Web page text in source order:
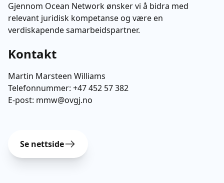
Gjennom Ocean Network ønsker vi å bidra med
relevant juridisk kompetanse og være en
verdiskapende samarbeidspartner.
Kontakt
Martin Marsteen Williams
Telefonnummer: +47 452 57 382
E-post: mmw@ovgj.no
Se nettside